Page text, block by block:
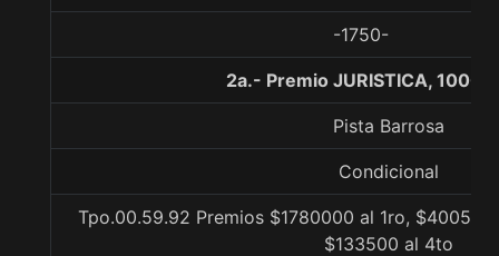
-1750-
2a.- Premio JURISTICA, 1000
Pista Barrosa
Condicional
Tpo.00.59.92 Premios $1780000 al 1ro,
$133500 al 4to